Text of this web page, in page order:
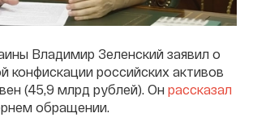
Владимир Зеленский заявил о
конфискации российских активов
(45,9 млрд рублей). Он рассказал
обращении.